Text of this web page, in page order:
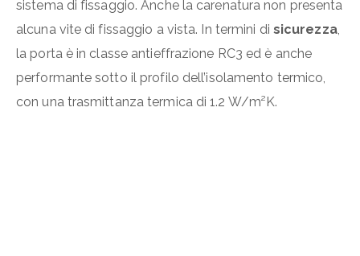
sistema di fissaggio. Anche la carenatura non presenta
alcuna vite di fissaggio a vista. In termini di sicurezza,
la porta è in classe antieffrazione RC3 ed è anche
performante sotto il profilo dell’isolamento termico,
con una trasmittanza termica di 1.2 W/m²K.